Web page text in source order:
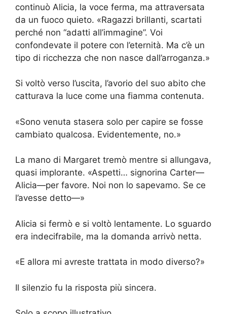
continuò Alicia, la voce ferma, ma attraversata
da un fuoco quieto. «Ragazzi brillanti, scartati
perché non “adatti all’immagine”. Voi
confondevate il potere con l’eternità. Ma c’è un
tipo di ricchezza che non nasce dall’arroganza.»
Si voltò verso l’uscita, l’avorio del suo abito che
catturava la luce come una fiamma contenuta.
«Sono venuta stasera solo per capire se fosse
cambiato qualcosa. Evidentemente, no.»
La mano di Margaret tremò mentre si allungava,
quasi implorante. «Aspetti… signorina Carter—
Alicia—per favore. Noi non lo sapevamo. Se ce
l’avesse detto—»
Alicia si fermò e si voltò lentamente. Lo sguardo
era indecifrabile, ma la domanda arrivò netta.
«E allora mi avreste trattata in modo diverso?»
Il silenzio fu la risposta più sincera.